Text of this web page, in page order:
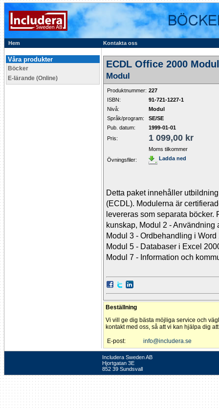
Hem Kontakta oss
Våra produkter
Böcker
E-lärande (Online)
ECDL Office 2000
Modul
Produktnummer: 227
ISBN:
91-721-1227-1
Nivå:
Modul
Språk/program:
SE/SE
Pub. datum:
1999-01-01
Pris:
1 099,00 kr
Moms tilkommer
Övningsfiler:
Ladda ned
Detta paket innehåller
(ECDL). Modulerna är
levereras som separata
kunskap, Modul 2 -
Modul 3 - Ordbehandling i
Modul 5 - Databaser i Excel
Modul 7 - Information och
Beställning
Vi vill ge dig bästa möjliga service och
kontakt med oss, så att vi kan hjälpa dig
E-post: info@includera.se
Includera Sweden AB
Hjortgatan 3E
852 39 Sundsvall